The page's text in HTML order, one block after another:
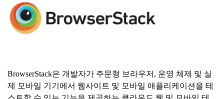
BrowserStack은 개발자가 주문형 브라우저, 운영 체제 및 실
제 모바일 기기에서 웹사이트 및 모바일 애플리케이션을 테